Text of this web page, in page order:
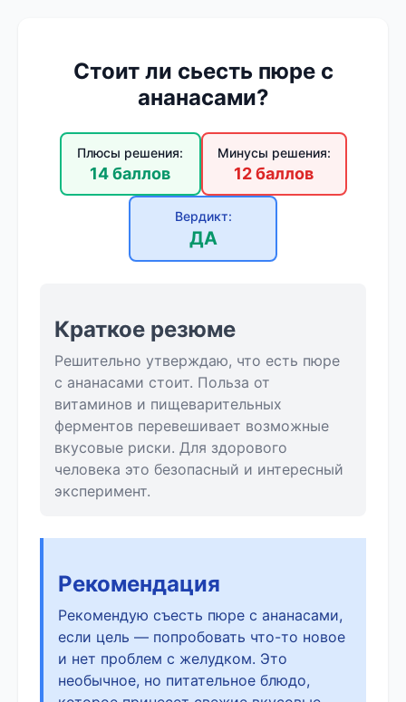
Стоит ли сьесть пюре с
ананасами?
Плюсы решения:
14 баллов
Минусы решения:
12 баллов
Вердикт:
ДА
Краткое резюме
Решительно утверждаю, что есть пюре
с ананасами стоит. Польза от
витаминов и пищеварительных
ферментов перевешивает возможные
вкусовые риски. Для здорового
человека это безопасный и интересный
эксперимент.
Рекомендация
Рекомендую съесть пюре с ананасами,
если цель — попробовать что-то новое
и нет проблем с желудком. Это
необычное, но питательное блюдо,